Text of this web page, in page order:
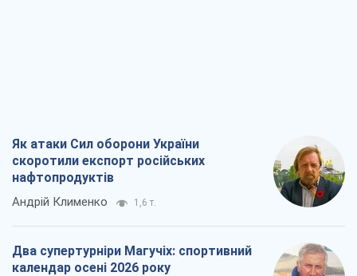
Як атаки Сил оборони України
скоротили експорт російських
нафтопродуктів
Андрій Клименко 1,6 т.
Два супертурніри Магучіх: спортивний
календар осені 2026 року